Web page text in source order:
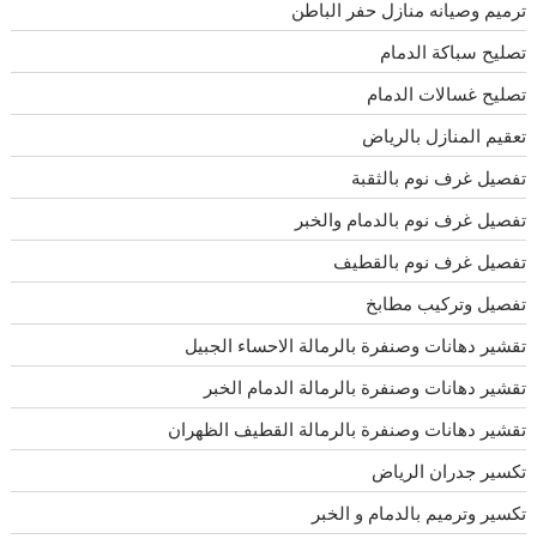
ترميم وصيانه منازل حفر الباطن
تصليح سباكة الدمام
تصليح غسالات الدمام
تعقيم المنازل بالرياض
تفصيل غرف نوم بالثقبة
تفصيل غرف نوم بالدمام والخبر
تفصيل غرف نوم بالقطيف
تفصيل وتركيب مطابخ
تقشير دهانات وصنفرة بالرمالة الاحساء الجبيل
تقشير دهانات وصنفرة بالرمالة الدمام الخبر
تقشير دهانات وصنفرة بالرمالة القطيف الظهران
تكسير جدران الرياض
تكسير وترميم بالدمام و الخبر